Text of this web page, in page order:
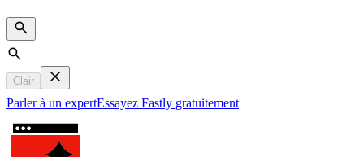
Search
Clair
Parler à un expertEssayez Fastly gratuitement